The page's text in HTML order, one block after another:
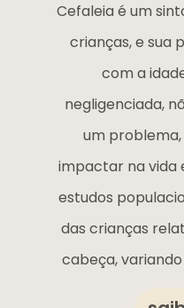
Cefaleia é um
crianças, e sua
com a
negligenciada,
um
impactar na vida
estudos
das crianças
cabeça,